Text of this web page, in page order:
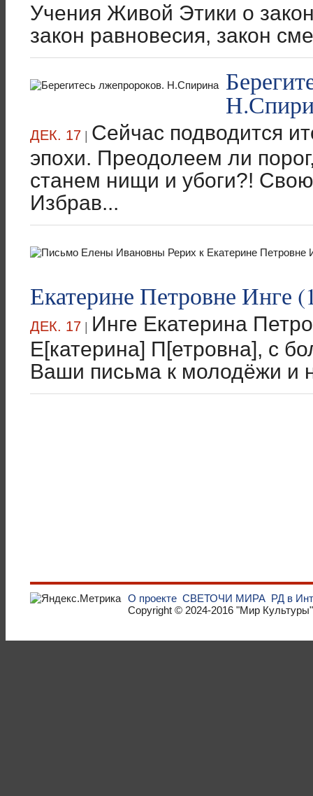
Учения Живой Этики о
закон равновесия, закон
ДЕК. 17 | Сейчас подводится
эпохи. Преодолеем ли
станем нищи и убоги?!
Избрав...
Екатерине Петровне Инге
ДЕК. 17 | Инге Екатерина
Е[катерина] П[етровна], с
Ваши письма к молодёжи и
О проекте СВЕТОЧИ МИРА РД в
Copyright © 2024-2016 "Мир Культуры"